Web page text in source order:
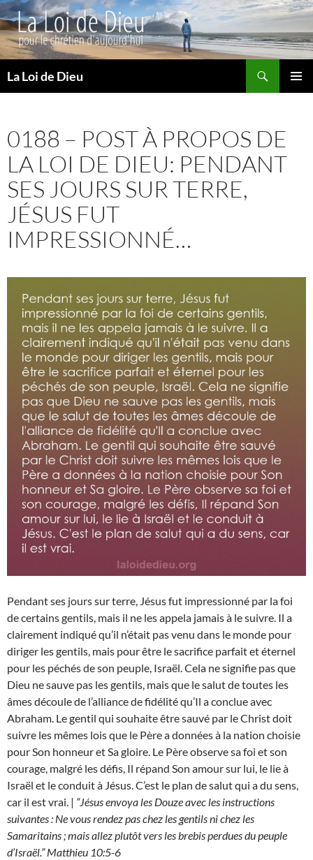
La Loi de Dieu
0188 – POST À PROPOS DE
LA LOI DE DIEU: PENDANT
SES JOURS SUR TERRE,
JÉSUS FUT
IMPRESSIONNÉ…
Pendant ses jours sur terre, Jésus fut impressionné par la foi
de certains gentils, mais il ne les appela jamais à le suivre. Il a
clairement indiqué qu’il n’était pas venu dans le monde pour
diriger les gentils, mais pour être le sacrifice parfait et éternel
pour les péchés de son peuple, Israël. Cela ne signifie pas que
Dieu ne sauve pas les gentils, mais que le salut de toutes les
âmes découle de l’alliance de fidélité qu’Il a conclue avec
Abraham. Le gentil qui souhaite être sauvé par le Christ doit
suivre les mêmes lois que le Père a données à la nation choisie
pour Son honneur et Sa gloire. Le Père observe sa foi et son
courage, malgré les défis, Il répand Son amour sur lui, le lie à
Israël et le conduit à Jésus. C’est le plan de salut qui a du sens,
car il est vrai. | “Jésus envoya les Douze avec les instructions
suivantes : Ne vous rendez pas chez les gentils ni chez les
Samaritains ; mais allez plutôt vers les brebis perdues du peuple
d’Israël.” Matthieu 10:5-6